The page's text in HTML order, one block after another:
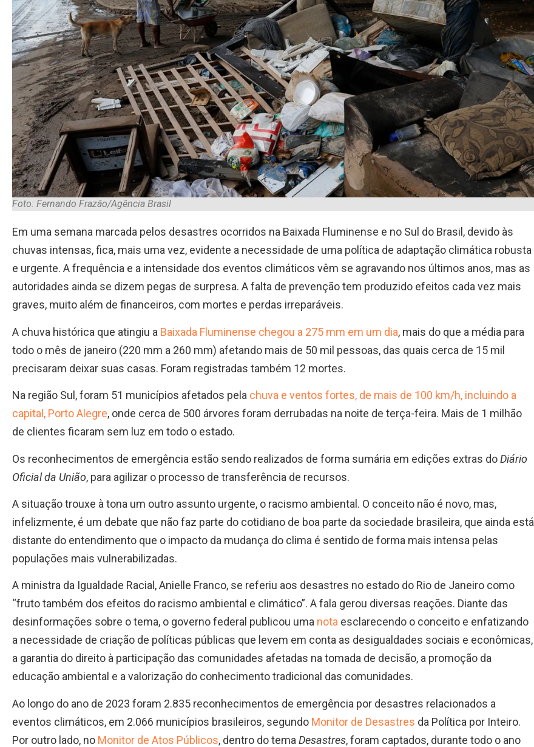
Foto: Fernando Frazão/Agência Brasil
Em uma semana marcada pelos desastres ocorridos na Baixada Fluminense e no Sul do Brasil, devido às
chuvas intensas, fica, mais uma vez, evidente a necessidade de uma política de adaptação climática robusta
e urgente. A frequência e a intensidade dos eventos climáticos vêm se agravando nos últimos anos, mas as
autoridades ainda se dizem pegas de surpresa. A falta de prevenção tem produzido efeitos cada vez mais
graves, muito além de financeiros, com mortes e perdas irreparáveis.
A chuva histórica que atingiu a Baixada Fluminense chegou a 275 mm em um dia, mais do que a média para
todo o mês de janeiro (220 mm a 260 mm) afetando mais de 50 mil pessoas, das quais cerca de 15 mil
precisaram deixar suas casas. Foram registradas também 12 mortes.
Na região Sul, foram 51 municípios afetados pela chuva e ventos fortes, de mais de 100 km/h, incluindo a
capital, Porto Alegre, onde cerca de 500 árvores foram derrubadas na noite de terça-feira. Mais de 1 milhão
de clientes ficaram sem luz em todo o estado.
Os reconhecimentos de emergência estão sendo realizados de forma sumária em edições extras doDiário
Oficial da União, para agilizar o processo de transferência de recursos.
A situação trouxe à tona um outro assunto urgente, o racismo ambiental. O conceito não é novo, mas,
infelizmente, é um debate que não faz parte do cotidiano de boa parte da sociedade brasileira, que ainda está
distante do entendimento que o impacto da mudança do clima é sentido de forma mais intensa pelas
populações mais vulnerabilizadas.
A ministra da Igualdade Racial, Anielle Franco, se referiu aos desastres no estado do Rio de Janeiro como
“fruto também dos efeitos do racismo ambiental e climático”. A fala gerou diversas reações. Diante das
desinformações sobre o tema, o governo federal publicou uma nota esclarecendo o conceito e enfatizando
a necessidade de criação de políticas públicas que levem em conta as desigualdades sociais e econômicas,
a garantia do direito à participação das comunidades afetadas na tomada de decisão, a promoção da
educação ambiental e a valorização do conhecimento tradicional das comunidades.
Ao longo do ano de 2023 foram 2.835 reconhecimentos de emergência por desastres relacionados a
eventos climáticos, em 2.066 municípios brasileiros, segundo Monitor de Desastres da Política por Inteiro.
Por outro lado, no Monitor de Atos Públicos, dentro do tema Desastres, foram captados, durante todo o ano